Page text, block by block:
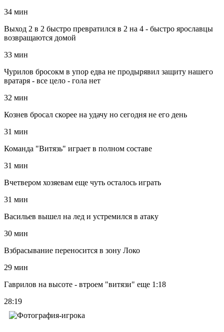
34 мин
Выход 2 в 2 быстро превратился в 2 на 4 - быстро ярославцы
возвращаются домой
33 мин
Чурилов бросокм в упор едва не продырявил защиту нашего
вратаря - все цело - гола нет
32 мин
Кознев бросал скорее на удачу но сегодня не его день
31 мин
Команда "Витязь" играет в полном составе
31 мин
Вчетвером хозяевам еще чуть осталось играть
31 мин
Васильев вышел на лед и устремился в атаку
30 мин
Взбрасывание переносится в зону Локо
29 мин
Гаврилов на высоте - втроем "витязи" еще 1:18
28:19